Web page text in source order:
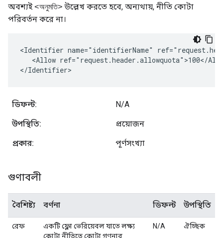
অবশ্যই <অনুমতি> উল্লেখ করতে হবে, অন্যথায়, নীতি কোটা
পরিবর্তন করে না।
<Identifier name="identifierName"
<Allow ref="request.header.allowquota">100</
</Identifier>
ডিফল্ট: N/A
উপস্থিতি: প্রয়োজন
প্রকার: পূর্ণসংখ্যা
গুণাবলী
বৈশিষ্ট্য বর্ণনা ডিফল্ট উপস্থিতি
রেফ
একটি ফ্লো ভেরিয়েবল যাতে লক্ষ্য
কোটা নীতিতে কোটা গণনার
N/A ঐচ্ছিক